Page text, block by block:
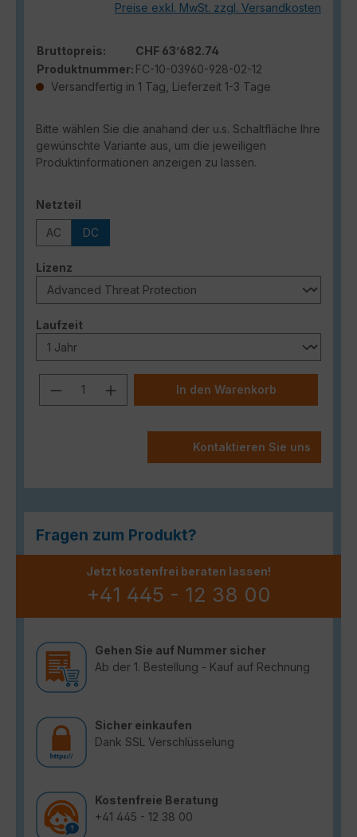
Preise exkl. MwSt. zzgl. Versandkosten
Bruttopreis:
CHF 63’682.74
Produktnummer: FC-10-03960-928-02-12
Versandfertig in 1 Tag, Lieferzeit 1-3 Tage
Bitte wählen Sie die anahand der u.s. Schaltfläche Ihre
gewünschte Variante aus, um die jeweiligen
Produktinformationen anzeigen zu lassen.
Netzteil
AC DC
Lizenz
Laufzeitauswählen
Produkt Anzahl: Gib den
In den Warenkorb
Kontaktieren Sie uns
Fragen zum Produkt?
Jetzt kostenfrei beraten lassen!
+41 445 - 12 38 00
Gehen Sie auf Nummer sicher
Ab der 1. Bestellung - Kauf auf Rechnung
Sicher einkaufen
Dank SSL Verschlüsselung
Kostenfreie Beratung
+41 445 - 12 38 00